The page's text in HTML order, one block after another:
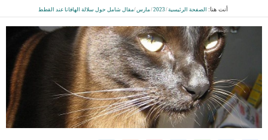
أنت هنا: الصفحة الرئيسية/
2023
/ مارس/مقال شامل حول سلالة الهافانا عند القطط